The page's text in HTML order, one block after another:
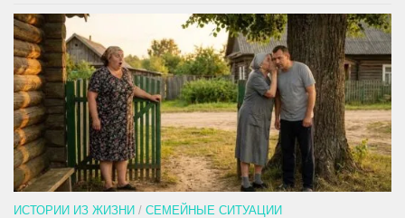
ИСТОРИИ ИЗ ЖИЗНИ / СЕМЕЙНЫЕ СИТУАЦИИ